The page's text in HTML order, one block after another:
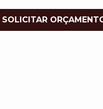
SOLICITAR